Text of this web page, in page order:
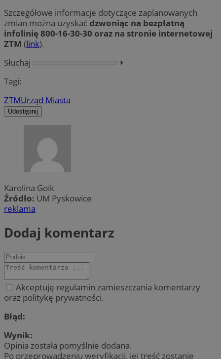
Szczegółowe informacje dotyczące zaplanowanych
zmian można uzyskać dzwoniąc na bezpłatną
infolinię 800-16-30-30 oraz na stronie internetowej
ZTM (link).
Słuchaj
⏵︎
Tagi:
ZTMUrząd Miasta
Udostępnij
Karolina Goik
Źródło: UM Pyskowice
reklama
Dodaj komentarz
Akceptuję regulamin zamieszczania komentarzy
oraz politykę prywatności.
Błąd:
Wynik:
Opinia została pomyślnie dodana.
Po przeprowadzeniu weryfikacji, jej treść zostanie